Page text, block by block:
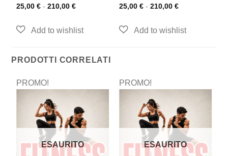
25,00€ - 210,00€
25,00 € - 210,00 €
PRODOTTI CORRELATI
PROMO!
ESAURITO
PROMO!
ESAURITO